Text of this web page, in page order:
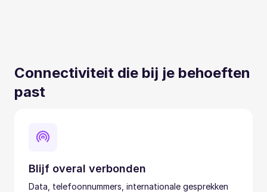
Connectiviteit die bij je behoeften
past
Blijf overal verbonden
Data, telefoonnummers, internationale gesprekken